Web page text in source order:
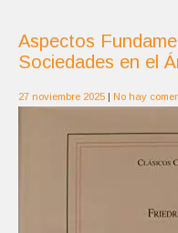
Aspectos
Sociedades en el
27 noviembre 2025 | No hay